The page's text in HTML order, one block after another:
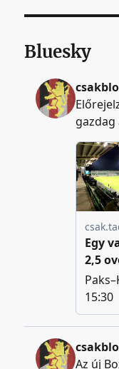
Bluesky